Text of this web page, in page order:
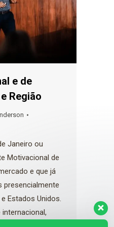
e de
Região
Janeiro ou
Motivacional de
e que já
presencialmente
Estados Unidos.